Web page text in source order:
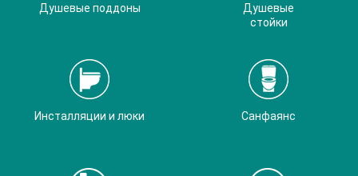
Душевые поддоны
Душевые
стойки
Инсталляции и люки Санфаянс